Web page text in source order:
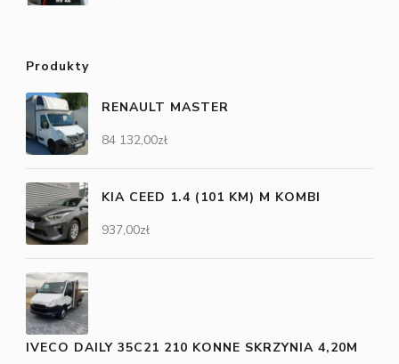
Produkty
RENAULT MASTER
84 132,00zł
KIA CEED 1.4 (101 KM) M KOMBI
937,00zł
IVECO DAILY 35C21 210 KONNE SKRZYNIA 4,20M